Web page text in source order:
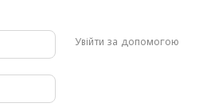
Увійти за допомогою